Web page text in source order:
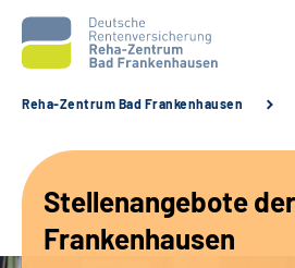
Unsere Angebote
Reha-Zentrum Bad Frankenhausen
Stellenangebote
Frankenhausen